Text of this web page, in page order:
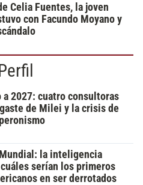
Celia Fuentes, la joven
con Facundo Moyano y
a 2027: cuatro consultoras
de Milei y la crisis de
la inteligencia
serían los primeros
en ser derrotados